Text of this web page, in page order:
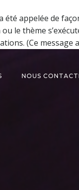
été appelée de
le thème
(Ce message
NOUS